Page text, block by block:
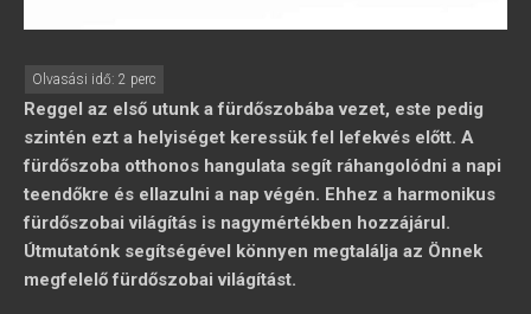
Reggel az első utunk a fürdőszobába vezet, este pedig
szintén ezt a helyiséget keressük fel lefekvés előtt. A
fürdőszoba otthonos hangulata segít ráhangolódni a napi
teendőkre és ellazulni a nap végén. Ehhez a harmonikus
fürdőszobai világítás is nagymértékben hozzájárul.
Útmutatónk segítségével könnyen megtalálja az Önnek
megfelelő fürdőszobai világítást.